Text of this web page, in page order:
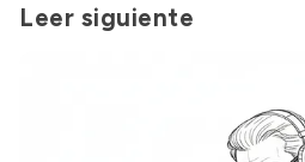
Leer siguiente